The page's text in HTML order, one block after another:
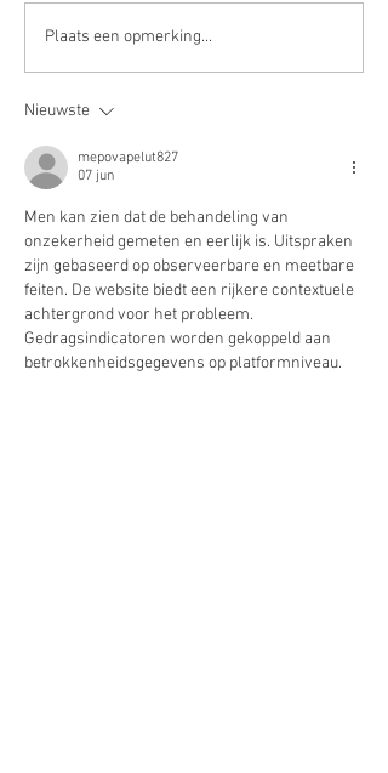
VERKOCHT - beleggingspand
Meppel
Plaats een opmerking...
Nieuwste
mepovapelut827
07 jun
Men kan zien dat de behandeling van
onzekerheid gemeten en eerlijk is. Uitspraken
zijn gebaseerd op observeerbare en meetbare
feiten. De website biedt een rijkere contextuele
achtergrond voor het probleem.
Gedragsindicatoren worden gekoppeld aan
betrokkenheidsgegevens op platformniveau.